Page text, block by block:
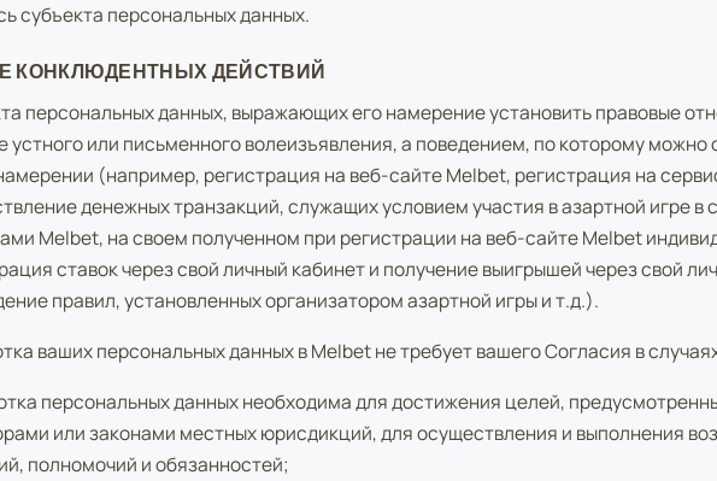
субъекта персональных данных.
КОНКЛЮДЕНТНЫХ ДЕЙСТВИЙ
персональных данных, выражающих его намерение установить правовые
устного или письменного волеизъявления, а поведением, по которому можно
(например, регистрация на веб-сайте Melbet, регистрация на
денежных транзакций, служащих условием участия в азартной игре в
Melbet, на своем полученном при регистрации на веб-сайте Melbet
ставок через свой личный кабинет и получение выигрышей через свой
правил, установленных организатором азартной игры и т.д.).
ваших персональных данных в Melbet не требует вашего Согласия в
персональных данных необходима для достижения целей,
или законами местных юрисдикций, для осуществления и выполнения
полномочий и обязанностей;